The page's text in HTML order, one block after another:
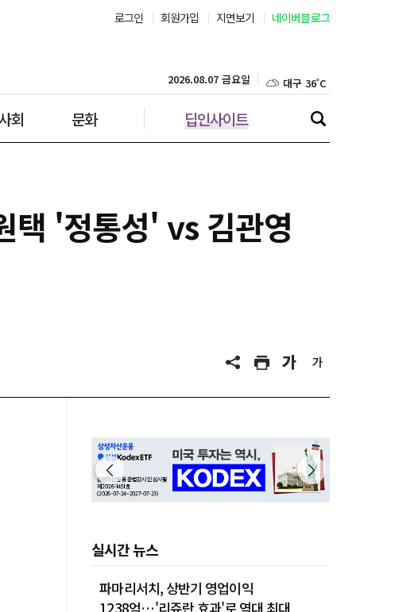
로그인 회원가입 지면보기 네이버블로그
회 문화 딥인사이트
2026.08.07 금요일 대구 36˚C
인천 32˚C
울산 32˚C
택 '정통성' vs 김관영
실시간 뉴스
파마리서치, 상반기 영업이익
1238억…'리쥬란 효과'로 역대 최대